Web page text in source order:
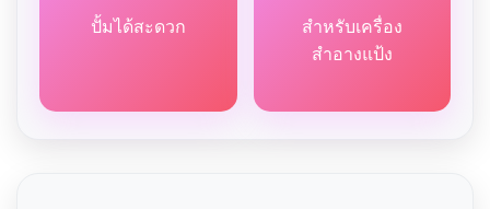
ปั้มได้สะดวก
สำหรับเครื่อง
สำอางแป้ง